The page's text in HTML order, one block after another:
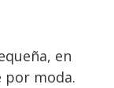
en
por moda.